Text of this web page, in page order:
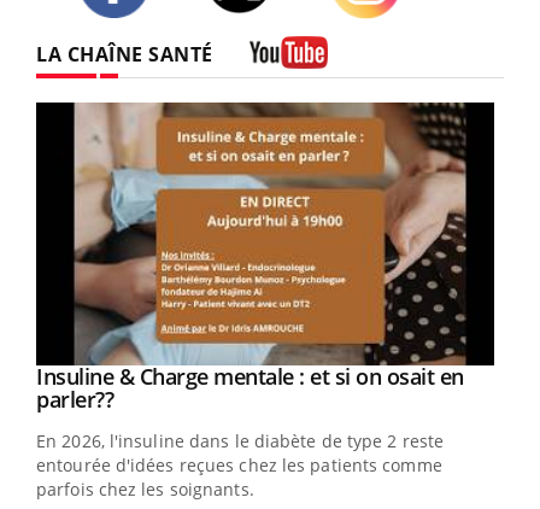
LA CHAÎNE SANTÉ
Youtube
Insuline & Charge mentale : et si on osait en
parler??Youtube
En 2026, l'insuline dans le diabète de type 2 reste
entourée d'idées reçues chez les patients comme
parfois chez les soignants.